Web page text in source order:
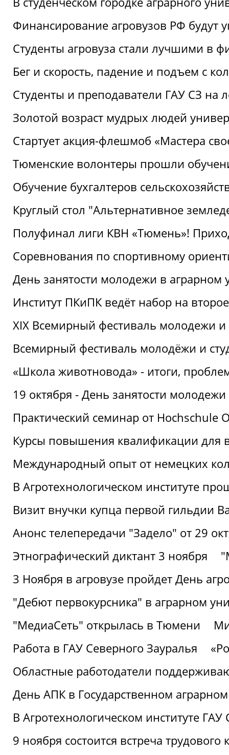
Финансирование агровузов РФ будут
Студенты агровуза стали лучшими в
Бег и скорость, падение и подъем с
Студенты и преподаватели ГАУ СЗ
Золотой возраст мудрых людей
Стартует акция-флешмоб «Мастера
Тюменские волонтеры прошли
Обучение бухгалтеров
Круглый стол "Альтернативное
Полуфинал лиги КВН «Тюмень»!
Соревнования по спортивному
День занятости молодежи в аграрном
Институт ПКиПК ведёт набор на
XIX Всемирный фестиваль молодежи
Всемирный фестиваль молодёжи и
«Школа животновода» - итоги,
19 октября - День занятости молодежи
Практический семинар от Hochschule
Курсы повышения квалификации для
Международный опыт от немецких
В Агротехнологическом институте
Визит внучки купца первой гильдии
Анонс телепередачи "Задело" от 29
Этнографический диктант 3 ноября
3 Ноября в агровузе пройдет День
"Дебют первокурсника" в аграрном
"МедиаСеть" открылась в Тюмени
Работа в ГАУ Северного Зауралья
Областные работодатели
День АПК в Государственном
В Агротехнологическом институте
9 ноября состоится встреча трудового